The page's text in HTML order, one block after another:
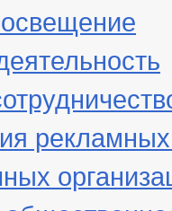
рекламных